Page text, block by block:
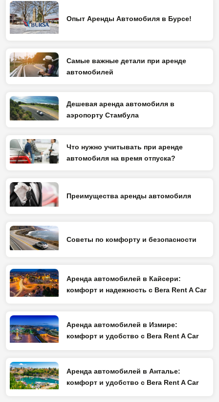
Опыт Аренды Автомобиля в Бурсе!
Самые важные детали при аренде
автомобилей
Дешевая аренда автомобиля в
аэропорту Стамбула
Что нужно учитывать при аренде
автомобиля на время отпуска?
Преимущества аренды автомобиля
Советы по комфорту и безопасности
Аренда автомобилей в Кайсери:
комфорт и надежность с Bera Rent A Car
Аренда автомобилей в Измире:
комфорт и удобство с Bera Rent A Car
Аренда автомобилей в Анталье:
комфорт и удобство с Bera Rent A Car